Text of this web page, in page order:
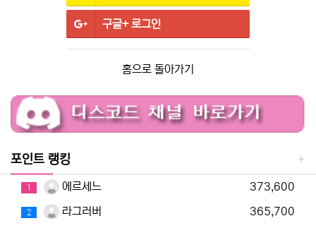
구글+로그인
홈으로 돌아가기
포인트 랭킹
1 에르세느 373,600
2 라그러버 365,700